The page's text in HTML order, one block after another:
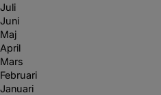
Juli
Juni
Maj
April
Mars
Februari
Januari